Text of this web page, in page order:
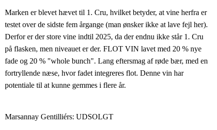
Marken er blevet hævet til 1. Cru, hvilket betyder, at vine herfra er
testet over de sidste fem årgange (man ønsker ikke at lave fejl her).
Derfor er der store vine indtil 2025, da der endnu ikke står 1. Cru
på flasken, men niveauet er der. FLOT VIN lavet med 20 % nye
fade og 20 % "whole bunch". Lang eftersmag af røde bær, med en
fortryllende næse, hvor fadet integreres flot. Denne vin har
potentiale til at kunne gemmes i flere år.
Marsannay Gentilliérs: UDSOLGT